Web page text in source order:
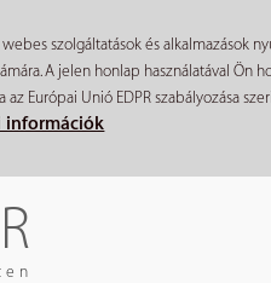
szolgáltatások és alkalmazások
A jelen honlap használatával Ön
Európai Unió EDPR szabályozása
információk